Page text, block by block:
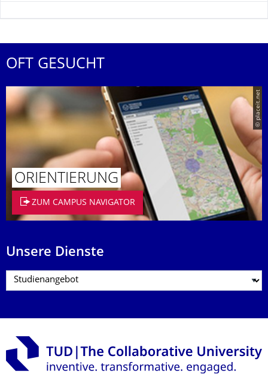
OFT GESUCHT
© placeit.net
ORIENTIERUNG
ZUM CAMPUS NAVIGATOR
Unsere Dienste